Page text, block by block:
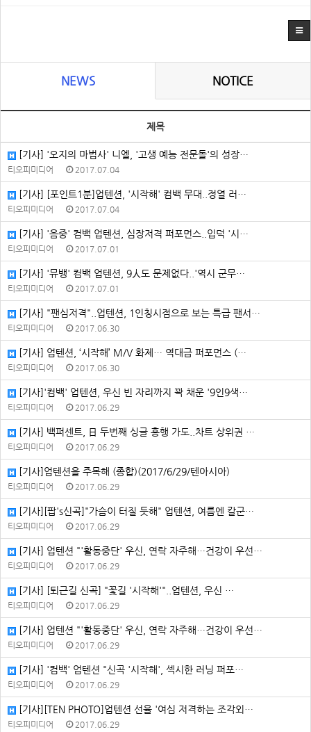
NEWS NOTICE
제목
[기사] '오지의 마법사' 니엘, '고생 예능 전문돌'의 성장…
티오피미디어 2017.07.04
[기사] [포인트1분]업텐션, '시작해' 컴백 무대..정열 러…
티오피미디어 2017.07.04
[기사] '음중' 컴백 업텐션, 심장저격 퍼포먼스..입덕 '시…
티오피미디어 2017.07.01
[기사] '뮤뱅' 컴백 업텐션, 9人도 문제없다..'역시 군무…
티오피미디어 2017.07.01
[기사] "팬심저격"..업텐션, 1인칭시점으로 보는 특급 팬서…
티오피미디어 2017.06.30
[기사] 업텐션, ‘시작해’ M/V 화제… 역대급 퍼포먼스 (…
티오피미디어 2017.06.30
[기사]'컴백' 업텐션, 우신 빈 자리까지 꽉 채운 '9인9색…
티오피미디어 2017.06.29
[기사] 백퍼센트, 日 두번째 싱글 흥행 가도..차트 상위권 …
티오피미디어 2017.06.29
[기사]업텐션을 주목해 (종합)(2017/6/29/텐아시아)
티오피미디어 2017.06.29
[기사][팝's신곡]"가슴이 터질 듯해" 업텐션, 여름엔 칼군…
티오피미디어 2017.06.29
[기사] 업텐션 "'활동중단' 우신, 연락 자주해…건강이 우선…
티오피미디어 2017.06.29
[기사] [퇴근길 신곡] "꽃길 '시작해'"..업텐션, 우신 …
티오피미디어 2017.06.29
[기사] 업텐션 "'활동중단' 우신, 연락 자주해…건강이 우선…
티오피미디어 2017.06.29
[기사] '컴백' 업텐션 "신곡 '시작해', 섹시한 러닝 퍼포…
티오피미디어 2017.06.29
[기사][TEN PHOTO]업텐션 선율 '여심 저격하는 조각외…
티오피미디어 2017.06.29